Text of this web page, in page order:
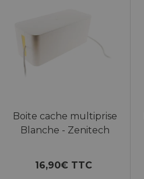
Boite cache multiprise
Blanche - Zenitech
16,90€ TTC